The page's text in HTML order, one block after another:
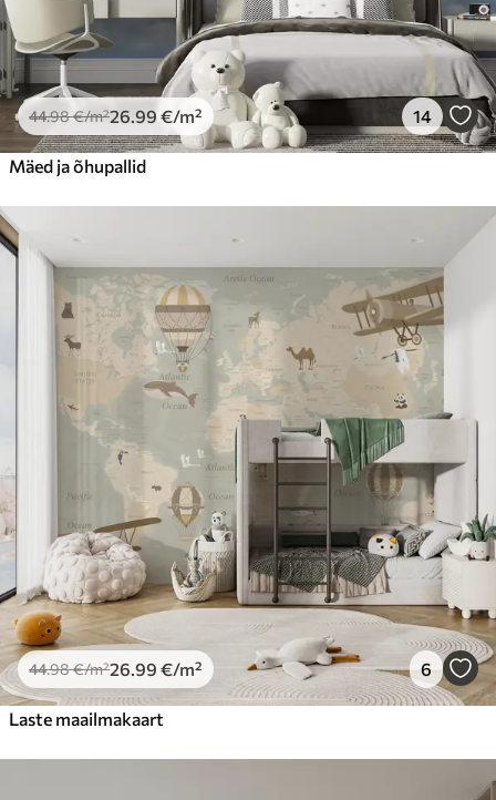
44.98€/m²26 .99 €/m² 14
Mäed ja õhupallid
44.98€/m²26 .99 €/m² 6
Laste maailmakaart